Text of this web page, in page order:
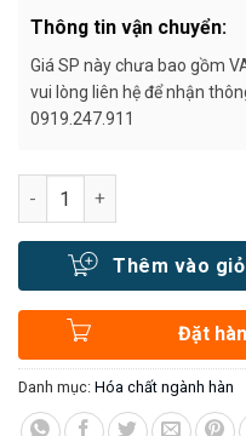
Thông tin vận chuyển:
Giá SP này chưa bao gồm
vui lòng liên hệ để nhận
0919.247.911
Số lượng
Thêm vào
Đặt
Danh mục: Hóa chất ngành hàn